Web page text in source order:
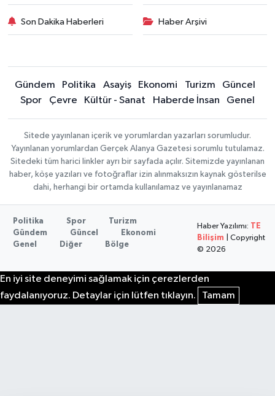
Son Dakika Haberleri Haber Arşivi
Gündem Politika Asayiş Ekonomi Turizm
Güncel
Spor
Çevre Kültür - Sanat Haberde İnsan Genel
Sitede yayınlanan içerik ve yorumlardan yazarları sorumludur.
Yayınlanan yorumlardan Gerçek Alanya Gazetesi sorumlu tutulamaz.
Sitedeki tüm harici linkler ayrı bir sayfada açılır. Sitemizde yayınlanan
haber, köşe yazıları ve fotoğraflar izin alınmaksızın kaynak gösterilse
dahi, herhangi bir ortamda kullanılamaz ve yayınlanamaz
Politika Spor
Turizm
Gündem
Güncel
Ekonomi
Genel
Diğer Bölge
Haber Yazılımı:
TE
Bilişim | Copyright
© 2026
En iyi site deneyimi sağlamak için çerezlerden
faydalanıyoruz. Detaylar için lütfen tıklayın.
Tamam